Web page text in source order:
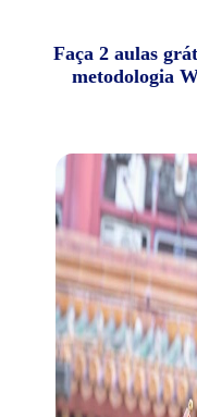
Faça 2 aulas
metodologia